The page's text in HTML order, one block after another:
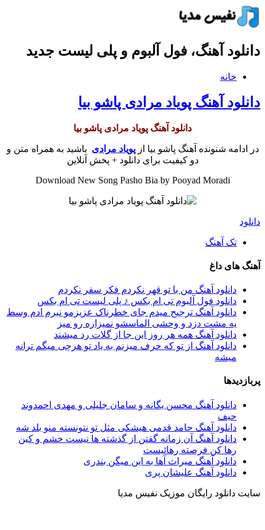
دانلود آهنگ، فول آلبوم و پلی لیست جدید
خانه
دانلود آهنگ پویاد مرادی پاشو بیا
دانلود آهنگ پویاد مرادی پاشو بیا
در ادامه شنونده آهنگ پاشو بیا ازپویاد مرادی باشید به همراه متن و
دو کیفیت برای دانلود + پخش آنلاین
Download New Song Pasho Bia by Pooyad Moradi
دانلود
تک آهنگ
آهنگ های داغ
دانلود آهنگ من با تو قهر نکردم فکر سفر نکردم
دانلود فول آلبوم تی ام بکس ♪ پلی لیست تی ام بکس
دانلود آهنگ ترجیح میدم جای خطرناک عزیزمو نبرم ادم وسط
یه مشت دزد و وحشی الماسشو نمیزاره رو میز
دانلود آهنگ همه هر روز این جا از گلات رد میشند
دانلود آهنگ از تو که حرف میزنم به یاد تو هرچی میگم ترانه
میشه
پربازدیدها
دانلود آهنگ محسن یگانه و سامان جلیلی و مهدی احمدوند
حیف
دانلود آهنگ حامد قدمی هیشکی مثل تو نتونسته منو بلد شه
دانلود آهنگ آن زمانه گفتن از گذشته ها نیست خشم و کین
رها کن فرصته رهائیست
دانلود آهنگ میراث آها به این میگن بندری
دانلود آهنگ علیشان پری
سایت دانلود رایگان موزیک نفیس مدیا